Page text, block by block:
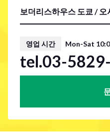
보더리스하우스 도쿄 /
영업 시간 Mon-Sat
tel.03-